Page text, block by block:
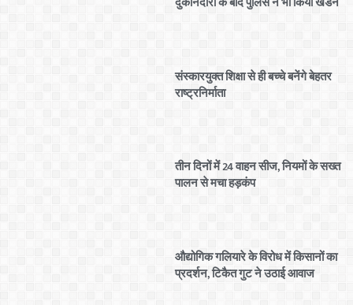
संस्कारयुक्त शिक्षा से ही बच्चे बनेंगे बेहतर
राष्ट्रनिर्माता
तीन दिनों में 24 वाहन सीज, नियमों के सख्त
पालन से मचा हड़कंप
औद्योगिक गलियारे के विरोध में किसानों का
प्रदर्शन, टिकैत गुट ने उठाई आवाज